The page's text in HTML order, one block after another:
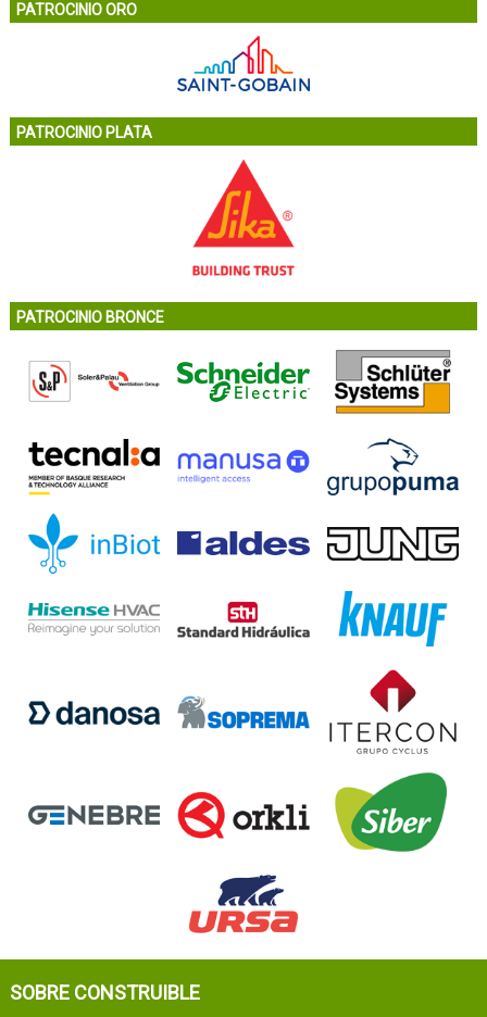
PATROCINIO ORO
PATROCINIO PLATA
PATROCINIO BRONCE
SOBRE CONSTRUIBLE